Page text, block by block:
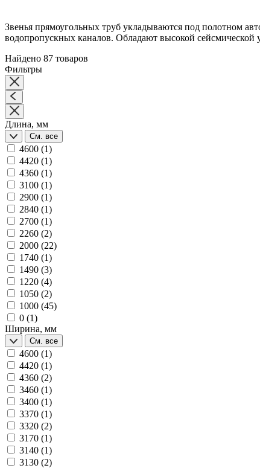
Звенья прямоугольных труб укладываются под полотном
водопропускных каналов. Обладают высокой
Найдено 87 товаров
Фильтры
Длина, мм
См. все
4600 (1)
4420 (1)
4360 (1)
3100 (1)
2900 (1)
2840 (1)
2700 (1)
2260 (2)
2000 (22)
1740 (1)
1490 (3)
1220 (4)
1050 (2)
1000 (45)
0 (1)
Ширина, мм
См. все
4600 (1)
4420 (1)
4360 (2)
3460 (1)
3400 (1)
3370 (1)
3320 (2)
3170 (1)
3140 (1)
3130 (2)